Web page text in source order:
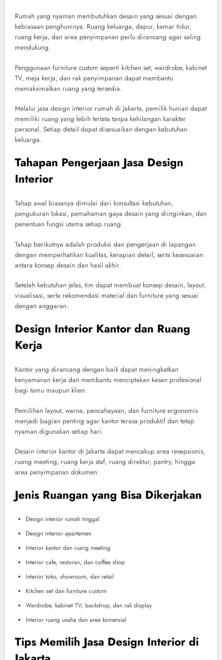
Rumah yang nyaman membutuhkan desain yang sesuai dengan
kebiasaan penghuninya. Ruang keluarga, dapur, kamar tidur,
ruang kerja, dan area penyimpanan perlu dirancang agar saling
mendukung.
Penggunaan furniture custom seperti kitchen set, wardrobe, kabinet
TV, meja kerja, dan rak penyimpanan dapat membantu
memaksimalkan ruang yang tersedia.
Melalui jasa design interior rumah di Jakarta, pemilik hunian dapat
memiliki ruang yang lebih tertata tanpa kehilangan karakter
personal. Setiap detail dapat disesuaikan dengan kebutuhan
keluarga.
Tahapan Pengerjaan Jasa Design
Interior
Tahap awal biasanya dimulai dari konsultasi kebutuhan,
pengukuran lokasi, pemahaman gaya desain yang diinginkan, dan
penentuan fungsi utama setiap ruang.
Tahap berikutnya adalah produksi dan pengerjaan di lapangan
dengan memperhatikan kualitas, kerapian detail, serta kesesuaian
antara konsep desain dan hasil akhir.
Setelah kebutuhan jelas, tim dapat membuat konsep desain, layout,
visualisasi, serta rekomendasi material dan furniture yang sesuai
dengan anggaran.
Design Interior Kantor dan Ruang
Kerja
Kantor yang dirancang dengan baik dapat meningkatkan
kenyamanan kerja dan membantu menciptakan kesan profesional
bagi tamu maupun klien.
Pemilihan layout, warna, pencahayaan, dan furniture ergonomis
menjadi bagian penting agar kantor terasa produktif dan tetap
nyaman digunakan setiap hari.
Desain interior kantor di Jakarta dapat mencakup area resepsionis,
ruang meeting, ruang kerja staf, ruang direktur, pantry, hingga
area penyimpanan dokumen.
Jenis Ruangan yang Bisa Dikerjakan
Design interior rumah tinggal
Design interior apartemen
Interior kantor dan ruang meeting
Interior cafe, restoran, dan coffee shop
Interior toko, showroom, dan retail
Kitchen set dan furniture custom
Wardrobe, kabinet TV, backdrop, dan rak display
Interior ruang usaha dan area komersial
Tips Memilih Jasa Design Interior di